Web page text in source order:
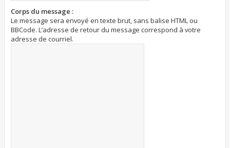
Corps du message :
Le message sera envoyé en texte brut, sans balise HTML ou
BBCode. L’adresse de retour du message correspond à votre
adresse de courriel.